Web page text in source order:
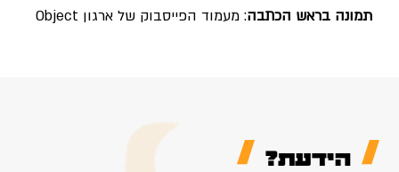
תמונה בראש הכתבה: מעמוד הפייסבוק של ארגון Object
הידעת?